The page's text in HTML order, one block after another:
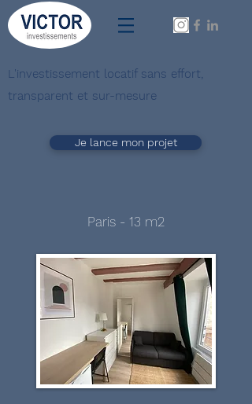
L'investissement locatif sans effort,
transparent et sur-mesure
Je lance mon projet
Paris - 13 m2